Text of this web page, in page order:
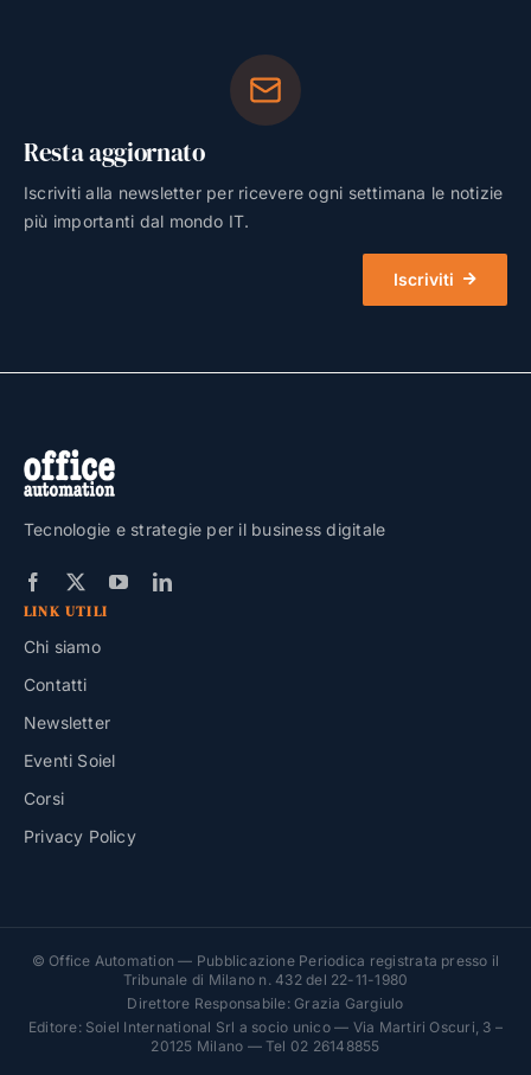
Resta aggiornato
Iscriviti alla newsletter per ricevere ogni settimana le notizie
più importanti dal mondo IT.
Iscriviti
Tecnologie e strategie per il business digitale
LINK UTILI
Chi siamo
Contatti
Newsletter
Eventi Soiel
Corsi
Privacy Policy
© Office Automation — Pubblicazione Periodica registrata presso il
Tribunale di Milano n. 432 del 22-11-1980
Direttore Responsabile: Grazia Gargiulo
Editore: Soiel International Srl a socio unico — Via Martiri Oscuri, 3 –
20125 Milano — Tel 02 26148855